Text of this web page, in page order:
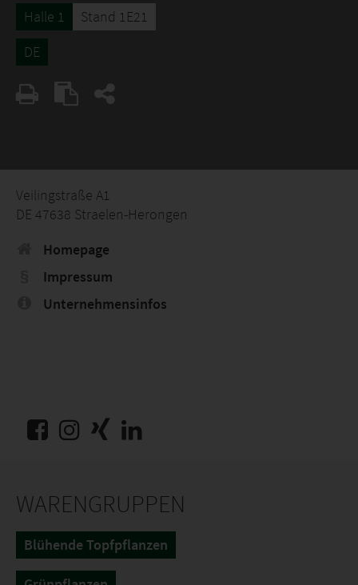
Halle 1
Stand 1E21
DE
Veilingstraße A1
DE 47638 Straelen-Herongen
Homepage
Impressum
Unternehmensinfos
WARENGRUPPEN
Blühende Topfpflanzen